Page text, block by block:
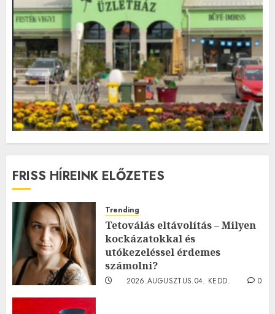
FRISS HÍREINK ELŐZETES
Trending
Tetoválás eltávolítás – Milyen
kockázatokkal és
utókezeléssel érdemes
számolni?
2026.AUGUSZTUS.04. KEDD.
0